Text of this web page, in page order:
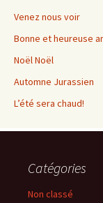
Venez nous voir
Bonne et heureuse
Noël Noël
Automne Jurassien
L’été sera chaud!
Catégories
Non classé